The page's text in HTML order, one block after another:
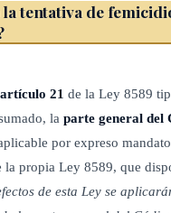
en esta Ley serán
la tentativa de
artículo 21 de la Ley 8589
la parte general del
por expreso
la propia Ley 8589, que
de esta Ley se